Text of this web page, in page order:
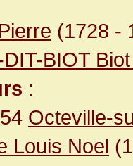
(1728 -
BIOT
:
Octeville-
Louis Noel